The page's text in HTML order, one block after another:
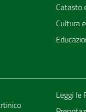
Catasto
Cultura
Leggi le